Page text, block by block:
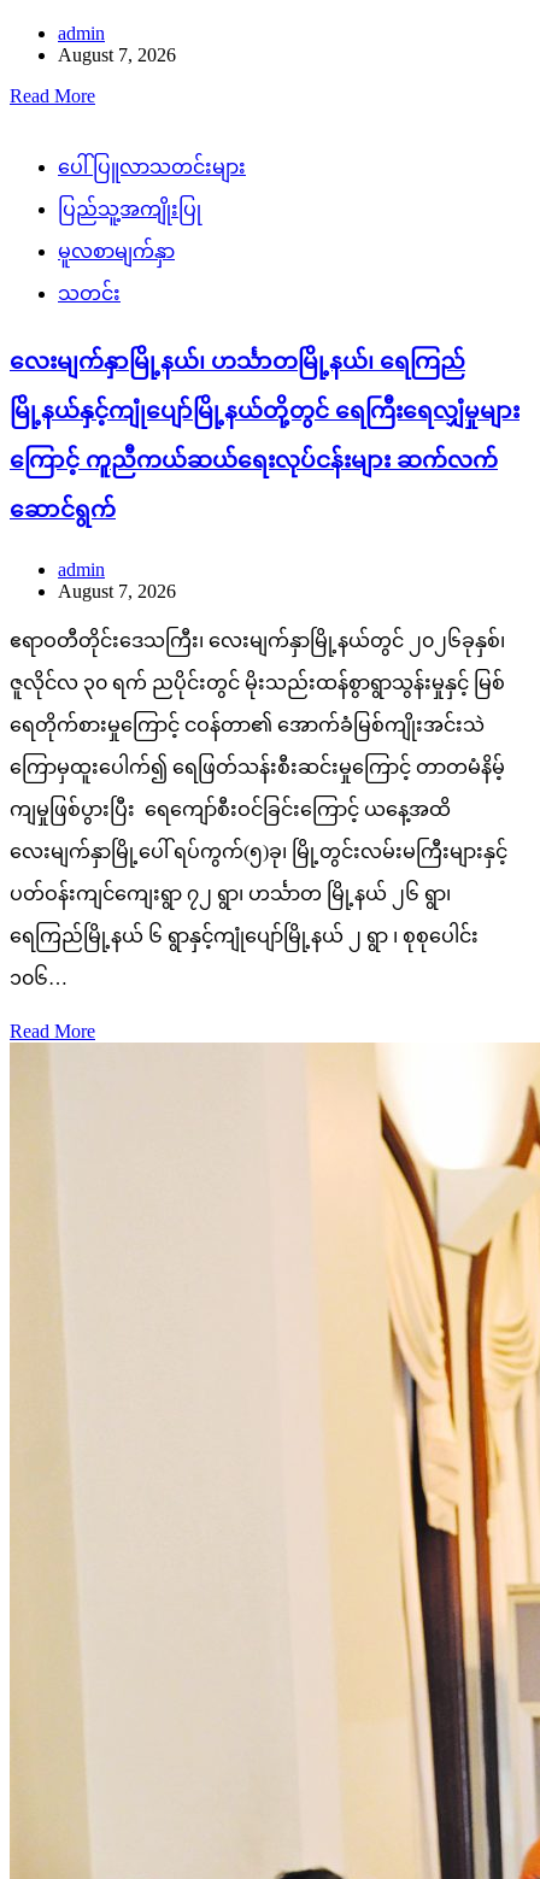
admin
August 7, 2026
Read More
ပေါ်ပြူလာသတင်းများ
ပြည်သူ့အကျိုးပြု
မူလစာမျက်နှာ
သတင်း
လေးမျက်နှာမြို့နယ်၊ ဟင်္သာတမြို့နယ်၊ ရေကြည်
မြို့နယ်နှင့်ကျုံပျော်မြို့နယ်တို့တွင် ရေကြီးရေလျှံမှုများ
ကြောင့် ကူညီကယ်ဆယ်ရေးလုပ်ငန်းများ ဆက်လက်
ဆောင်ရွက်
admin
August 7, 2026
ဧရာဝတီတိုင်းဒေသကြီး၊ လေးမျက်နှာမြို့နယ်တွင် ၂၀၂၆ခုနှစ်၊
ဇူလိုင်လ ၃၀ ရက် ညပိုင်းတွင် မိုးသည်းထန်စွာရွာသွန်းမှုနှင့် မြစ်
ရေတိုက်စားမှုကြောင့် ငဝန်တာ၏ အောက်ခံမြစ်ကျိုးအင်းသဲ
ကြောမှထူးပေါက်၍ ရေဖြတ်သန်းစီးဆင်းမှုကြောင့် တာတမံနိမ့်
ကျမှုဖြစ်ပွားပြီး ရေကျော်စီးဝင်ခြင်းကြောင့် ယနေ့အထိ
လေးမျက်နှာမြို့ပေါ် ရပ်ကွက်(၅)ခု၊ မြို့တွင်းလမ်းမကြီးများနှင့်
ပတ်ဝန်းကျင်ကျေးရွာ ၇၂ ရွာ၊ ဟင်္သာတ မြို့နယ် ၂၆ ရွာ၊
ရေကြည်မြို့နယ် ၆ ရွာနှင့်ကျုံပျော်မြို့နယ် ၂ ရွာ ၊ စုစုပေါင်း
၁၀၆…
Read More